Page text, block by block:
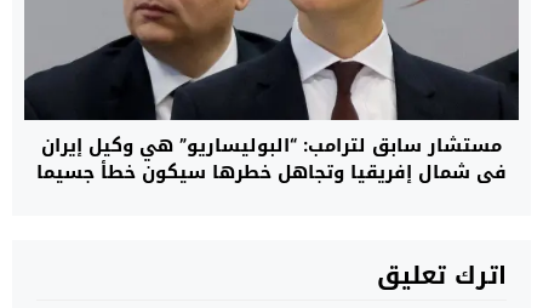
مستشار سابق لترامب: “البوليساريو” هي وكيل إيران
في شمال إفريقيا وتجاهل خطرها سيكون خطأ جسيما
اترك تعليق